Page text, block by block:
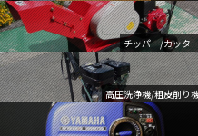
チッパー/カッター
高圧洗浄機/粗皮削り